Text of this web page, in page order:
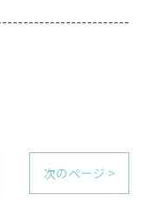
次のページ >